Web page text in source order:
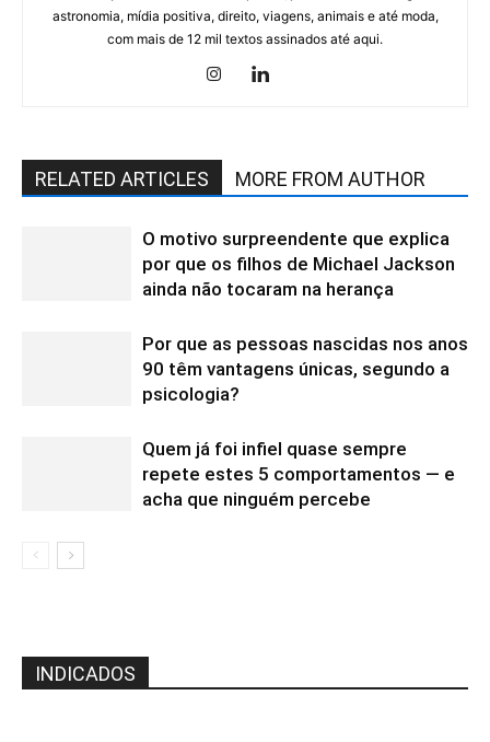
astronomia, mídia positiva, direito, viagens, animais e até moda,
com mais de 12 mil textos assinados até aqui.
RELATED ARTICLES MORE FROM AUTHOR
O motivo surpreendente que explica
por que os filhos de Michael Jackson
ainda não tocaram na herança
Por que as pessoas nascidas nos anos
90 têm vantagens únicas, segundo a
psicologia?
Quem já foi infiel quase sempre
repete estes 5 comportamentos — e
acha que ninguém percebe
INDICADOS